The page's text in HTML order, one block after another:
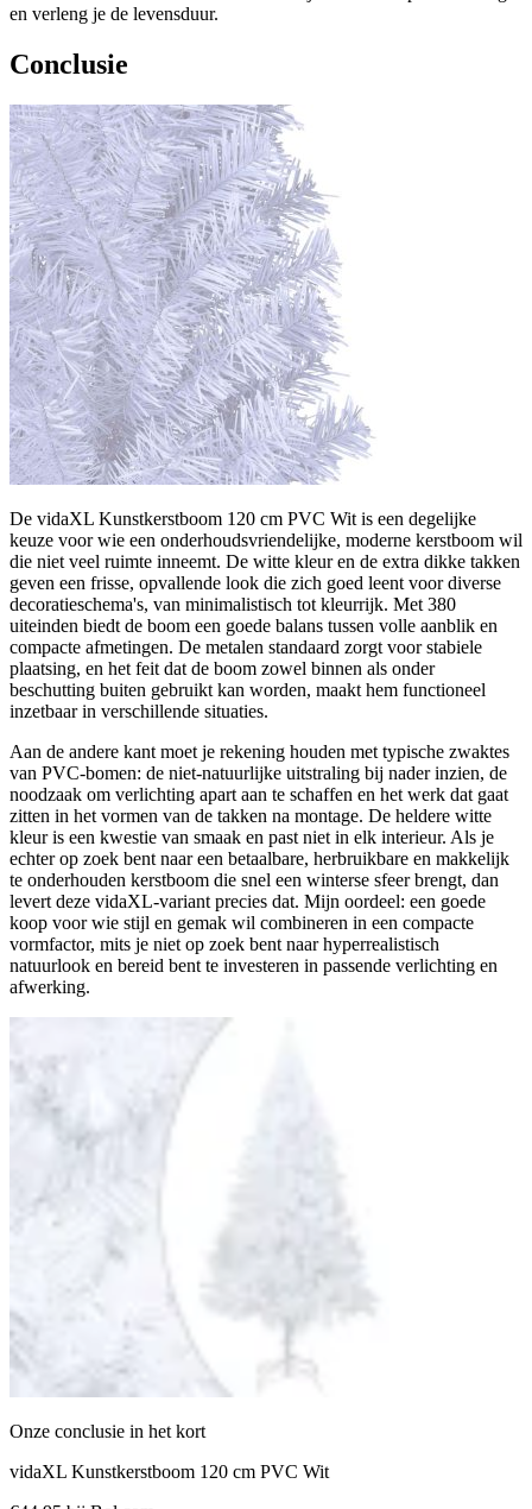
en verleng je de levensduur.
Conclusie
De vidaXL Kunstkerstboom 120 cm PVC Wit is een degelijke
keuze voor wie een onderhoudsvriendelijke, moderne kerstboom wil
die niet veel ruimte inneemt. De witte kleur en de extra dikke takken
geven een frisse, opvallende look die zich goed leent voor diverse
decoratieschema's, van minimalistisch tot kleurrijk. Met 380
uiteinden biedt de boom een goede balans tussen volle aanblik en
compacte afmetingen. De metalen standaard zorgt voor stabiele
plaatsing, en het feit dat de boom zowel binnen als onder
beschutting buiten gebruikt kan worden, maakt hem functioneel
inzetbaar in verschillende situaties.
Aan de andere kant moet je rekening houden met typische zwaktes
van PVC-bomen: de niet-natuurlijke uitstraling bij nader inzien, de
noodzaak om verlichting apart aan te schaffen en het werk dat gaat
zitten in het vormen van de takken na montage. De heldere witte
kleur is een kwestie van smaak en past niet in elk interieur. Als je
echter op zoek bent naar een betaalbare, herbruikbare en makkelijk
te onderhouden kerstboom die snel een winterse sfeer brengt, dan
levert deze vidaXL-variant precies dat. Mijn oordeel: een goede
koop voor wie stijl en gemak wil combineren in een compacte
vormfactor, mits je niet op zoek bent naar hyperrealistisch
natuurlook en bereid bent te investeren in passende verlichting en
afwerking.
Onze conclusie in het kort
vidaXL Kunstkerstboom 120 cm PVC Wit